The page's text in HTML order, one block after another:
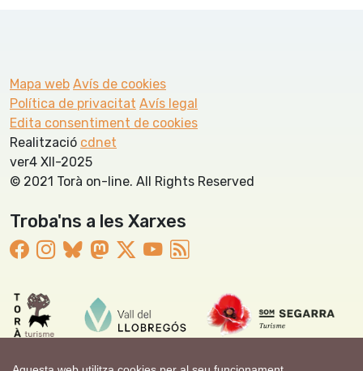
Mapa web Avís de cookies
Política de privacitat Avís legal
Edita consentiment de cookies
Realització cdnet
ver4 XII-2025
© 2021 Torà on-line. All Rights Reserved
Troba'ns a les Xarxes